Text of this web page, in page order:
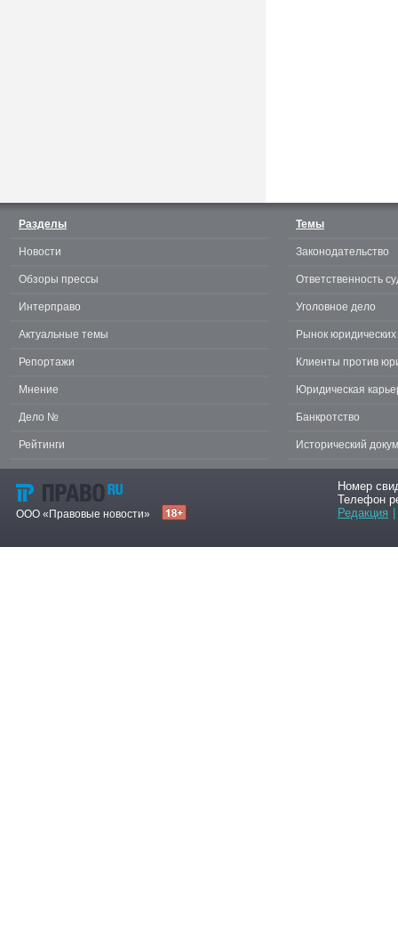
Разделы
Новости
Обзоры прессы
Интерправо
Актуальные темы
Репортажи
Мнение
Дело №
Рейтинги
Темы
Законодательство
Ответственность
Уголовное дело
Рынок юридических
Клиенты против
Юридическая
Банкротство
Исторический
ООО «Правовые новости»
Номер
Телефон
Редакция